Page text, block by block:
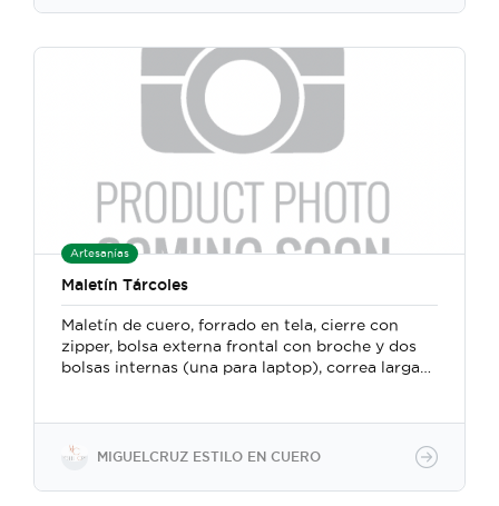
Artesanías
Maletín Tárcoles
Maletín de cuero, forrado en tela, cierre con
zipper, bolsa externa frontal con broche y dos
bolsas internas (una para laptop), correa larga
y herramientas de la marroquinería y la
MIGUELCRUZ ESTILO EN CUERO